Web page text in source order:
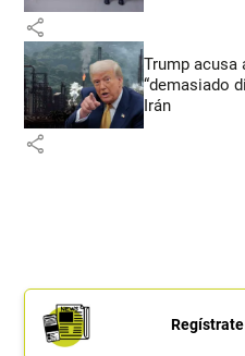
share
Trump acusa
“demasiado
Irán
share